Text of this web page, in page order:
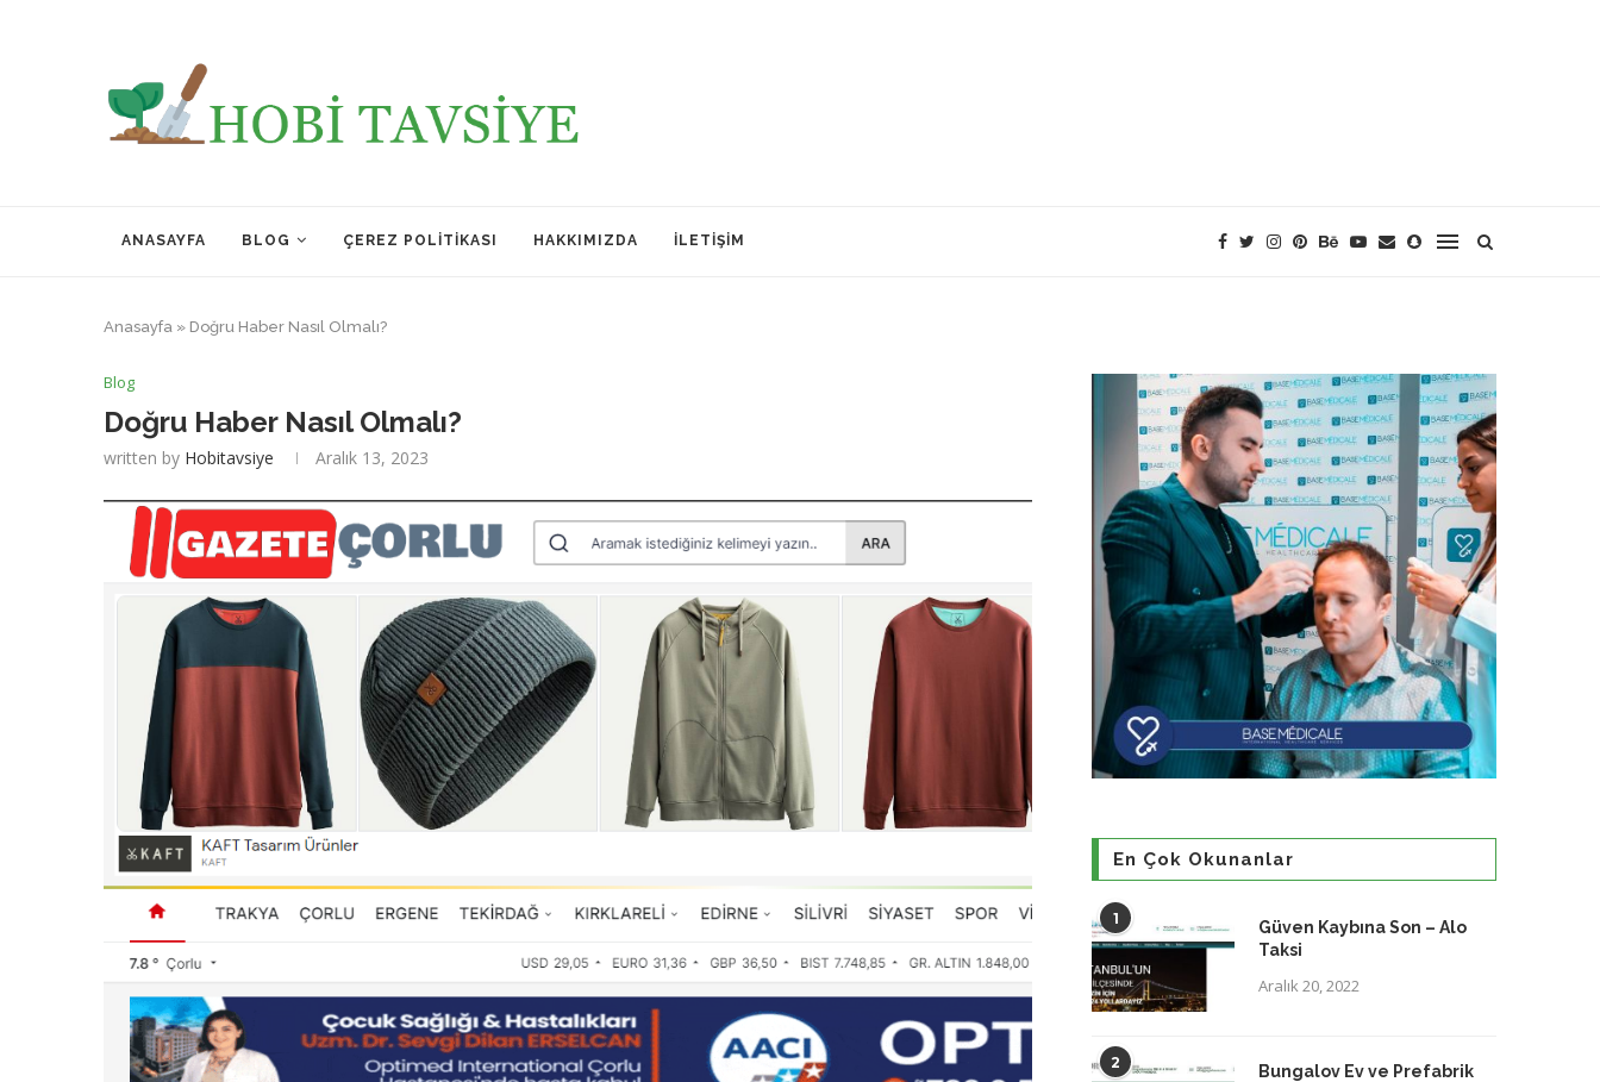
ANASAYFA BLOG ÇEREZ POLITIKASI HAKKIMIZDA İLETIŞIM
Anasayfa » Doğru Haber Nasıl Olmalı?
Blog
Doğru Haber Nasıl Olmalı?
written by Hobitavsiye Aralık 13, 2023
En Çok Okunanlar
1
Güven Kaybına Son – Alo
Taksi
Aralık 20, 2022
2
Bungalov Ev ve Prefabrik